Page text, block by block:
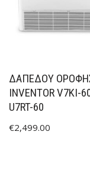
ΔΑΠΕΔΟΥ
INVENTOR V7KI-
U7RT-60
€2,499.00